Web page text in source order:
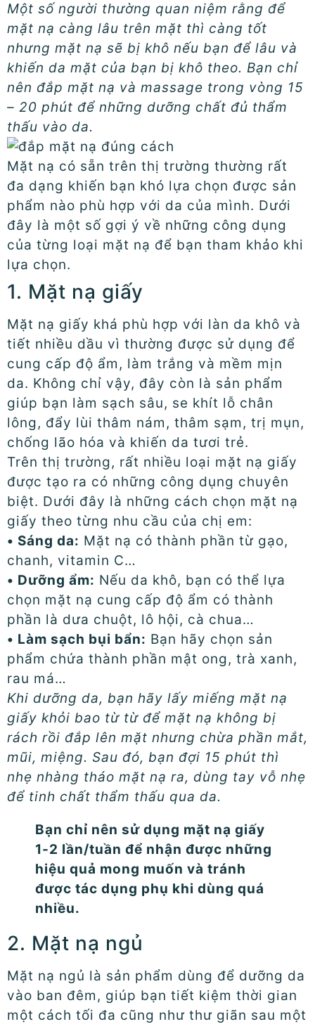
Một số người thường quan niệm rằng để
mặt nạ càng lâu trên mặt thì càng tốt
nhưng mặt nạ sẽ bị khô nếu bạn để lâu và
khiến da mặt của bạn bị khô theo. Bạn chỉ
nên đắp mặt nạ và massage trong vòng 15
– 20 phút để những dưỡng chất đủ thẩm
thấu vào da.
Mặt nạ có sẵn trên thị trường thường rất
đa dạng khiến bạn khó lựa chọn được sản
phẩm nào phù hợp với da của mình. Dưới
đây là một số gợi ý về những công dụng
của từng loại mặt nạ để bạn tham khảo khi
lựa chọn.
1. Mặt nạ giấy
Mặt nạ giấy khá phù hợp với làn da khô và
tiết nhiều dầu vì thường được sử dụng để
cung cấp độ ẩm, làm trắng và mềm mịn
da. Không chỉ vậy, đây còn là sản phẩm
giúp bạn làm sạch sâu, se khít lỗ chân
lông, đẩy lùi thâm nám, thâm sạm, trị mụn,
chống lão hóa và khiến da tươi trẻ.
Trên thị trường, rất nhiều loại mặt nạ giấy
được tạo ra có những công dụng chuyên
biệt. Dưới đây là những cách chọn mặt nạ
giấy theo từng nhu cầu của chị em:
• Sáng da: Mặt nạ có thành phần từ gạo,
chanh, vitamin C…
• Dưỡng ẩm: Nếu da khô, bạn có thể lựa
chọn mặt nạ cung cấp độ ẩm có thành
phần là dưa chuột, lô hội, cà chua…
• Làm sạch bụi bẩn: Bạn hãy chọn sản
phẩm chứa thành phần mật ong, trà xanh,
rau má…
Khi dưỡng da, bạn hãy lấy miếng mặt nạ
giấy khỏi bao từ từ để mặt nạ không bị
rách rồi đắp lên mặt nhưng chừa phần mắt,
mũi, miệng. Sau đó, bạn đợi 15 phút thì
nhẹ nhàng tháo mặt nạ ra, dùng tay vỗ nhẹ
để tinh chất thẩm thấu qua da.
Bạn chỉ nên sử dụng mặt nạ giấy
1-2 lần/tuần để nhận được những
hiệu quả mong muốn và tránh
được tác dụng phụ khi dùng quá
nhiều.
2. Mặt nạ ngủ
Mặt nạ ngủ là sản phẩm dùng để dưỡng da
vào ban đêm, giúp bạn tiết kiệm thời gian
một cách tối đa cũng như thư giãn sau một